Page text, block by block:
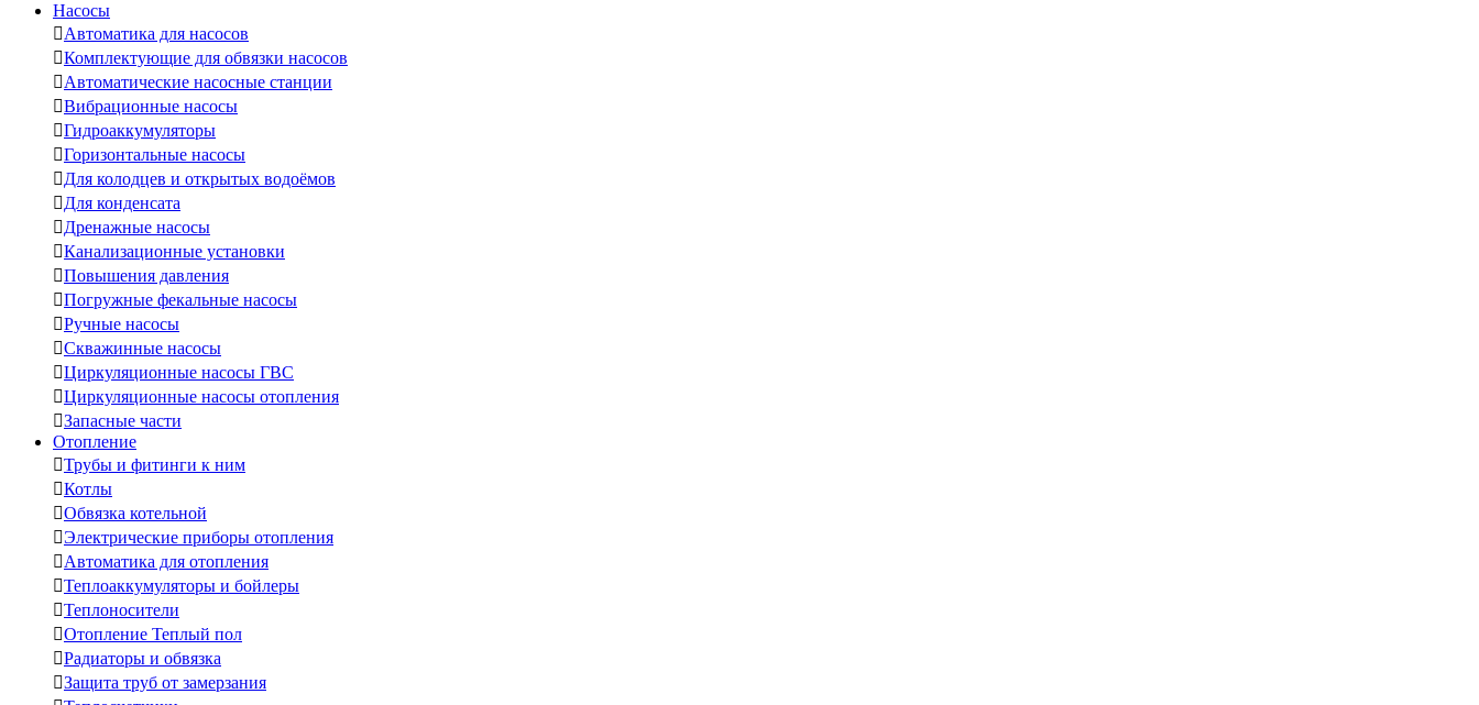
Насосы
Автоматика для насосов
Комплектующие для обвязки насосов
Автоматические насосные станции
Вибрационные насосы
Гидроаккумуляторы
Горизонтальные насосы
Для колодцев и открытых водоёмов
Для конденсата
Дренажные насосы
Канализационные установки
Повышения давления
Погружные фекальные насосы
Ручные насосы
Скважинные насосы
Циркуляционные насосы ГВС
Циркуляционные насосы отопления
Запасные части
Отопление
Трубы и фитинги к ним
Котлы
Обвязка котельной
Электрические приборы отопления
Автоматика для отопления
Теплоаккумуляторы и бойлеры
Теплоносители
Отопление Теплый пол
Радиаторы и обвязка
Защита труб от замерзания